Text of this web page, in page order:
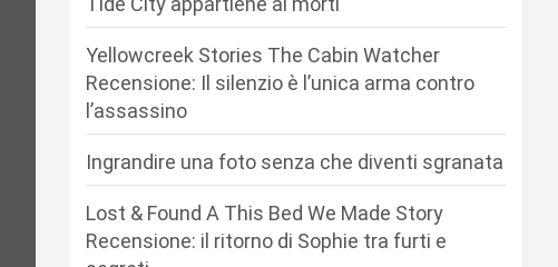
Yellowcreek Stories The Cabin Watcher
Recensione: Il silenzio è l’unica arma contro
l’assassino
Ingrandire una foto senza che diventi sgranata
Lost & Found A This Bed We Made Story
Recensione: il ritorno di Sophie tra furti e